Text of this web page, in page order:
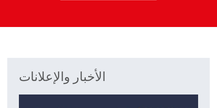
الأخبار والإعلانات